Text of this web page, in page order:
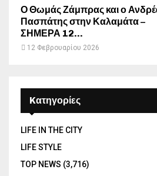
Ο Θωμάς Ζάμπρας και ο
Πασπάτης στην Καλαμάτα –
ΣΗΜΕΡΑ 12...
12 Φεβρουαρίου 2026
Kατηγορίες
LIFE IN THE CITY
LIFE STYLE
TOP NEWS (3,716)